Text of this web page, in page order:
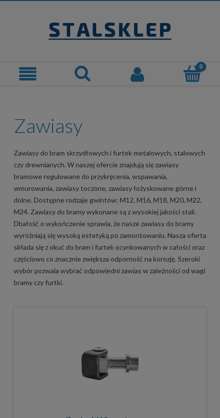
Zawiasy
Zawiasy do bram skrzydłowych i furtek metalowych, stalowych
czy drewnianych. W naszej ofercie znajdują się zawiasy
bramowe regulowane do przykręcenia, wspawania,
wmurowania, zawiasy toczone, zawiasy łożyskowane górne i
dolne. Dostępne rodzaje gwintów: M12, M16, M18, M20, M22,
M24. Zawiasy do bramy wykonane są z wysokiej jakości stali.
Dbałość o wykończenie sprawia, że nasze zawiasy do bramy
wyróżniają się wysoką estetyką po zamontowaniu. Nasza oferta
składa się z okuć do bram i furtek ocynkowanych w całości oraz
częściowo co znacznie zwiększa odporność na korozję. Szeroki
wybór pozwala wybrać odpowiedni zawias w zależności od wagi
bramy czy furtki.